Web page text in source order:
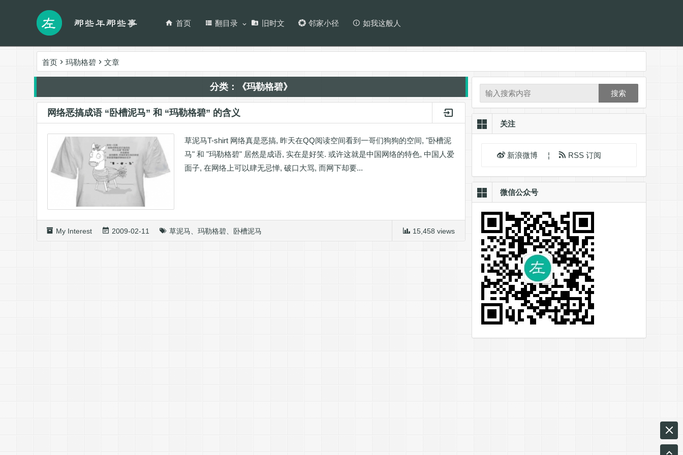
首页 翻目录 旧时文 邻家小径 如我这般人
首页 玛勒格碧 文章
分类：《玛勒格碧》
网络恶搞成语 “卧槽泥马” 和 “玛勒格碧” 的含义
草泥马T-shirt 网络真是恶搞, 昨天在QQ阅读空间看到一哥们狗狗的空间, "卧槽泥
马" 和 "玛勒格碧" 居然是成语, 实在是好笑. 或许这就是中国网络的特色, 中国人爱
面子, 在网络上可以肆无忌惮, 破口大骂, 而网下却要...
15,458 views
My Interest 2009-02-11 草泥马 玛勒格碧 卧槽泥马
搜索
关注
新浪微博 ¦ RSS 订阅
微信公众号